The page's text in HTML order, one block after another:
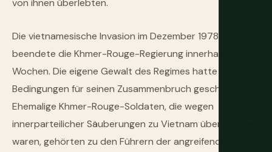
von ihnen überlebten.
Die vietnamesische Invasion im Dezember 1978
beendete die Khmer-Rouge-Regierung innerhalb von
Wochen. Die eigene Gewalt des Regimes hatte die
Bedingungen für seinen Zusammenbruch geschaffen:
Ehemalige Khmer-Rouge-Soldaten, die wegen
innerparteilicher Säuberungen zu Vietnam übergelaufen
waren, gehörten zu den Führern der angreifenden